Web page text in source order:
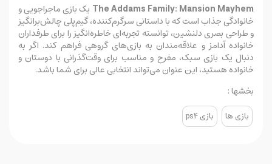
The Addams Family: Mansion Mayhem یک بازی ماجراجویی و
خانوادگی جذاب است که با داستانی سرگرم‌کننده، گیم‌پلی چالش‌برانگیز
و طراحی بصری دلنشین، توانسته تجربه‌ای خاطره‌انگیز را برای طرفداران
خانواده آدامز و علاقه‌مندان به بازی‌های گروهی فراهم کند. اگر به
دنبال یک بازی سبک، مفرح و مناسب برای وقت‌گذرانی با دوستان و
خانواده هستید، این عنوان می‌تواند انتخابی عالی برای شما باشد.
بخشها :
بازی ها بازی ps4